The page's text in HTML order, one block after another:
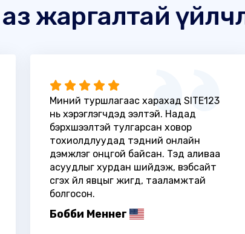
жаргалтай
Миний туршлагаас харахад SITE123
нь хэрэглэгчдэд ээлтэй. Надад
бэрхшээлтэй тулгарсан ховор
тохиолдлуудад тэдний онлайн
дэмжлэг онцгой байсан. Тэд аливаа
асуудлыг хурдан шийдэж, вэбсайт
үүсгэх үйл явцыг жигд, тааламжтай
болгосон.
Бобби Меннег